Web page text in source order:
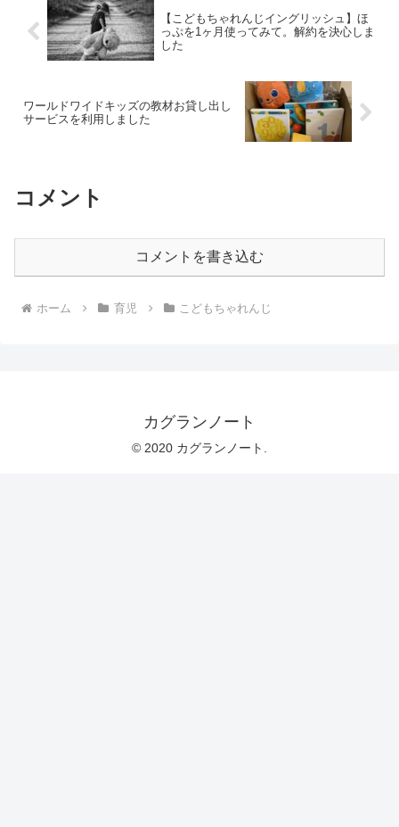
【こどもちゃれんじイングリッシュ】ほ
っぷを1ヶ月使ってみて。解約を決心しま
した
ワールドワイドキッズの教材お貸し出し
サービスを利用しました
コメント
コメントを書き込む
ホーム 育児 こどもちゃれんじ
カグランノート
© 2020 カグランノート.